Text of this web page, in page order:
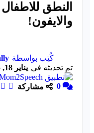
النطق للاطفال
والايفون!
كُتِب بواسطة
تم تحديثه في يناير 18, 2025
0 مشاركة